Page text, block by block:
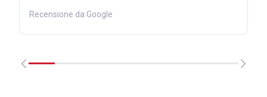
Recensione da Google